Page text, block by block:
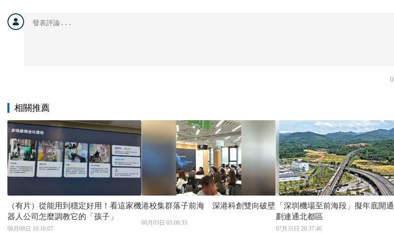
0
相關推薦
（有片）從能用到穩定好用！看這家機
器人公司怎麼調教它的「孩子」
08月08日 10:16:07
港校集群落子前海 深港科創雙向破壁
08月03日 05:06:33
「深圳機場至前海段」擬年底開通 規
劃連通北都區
07月31日 20:37:46